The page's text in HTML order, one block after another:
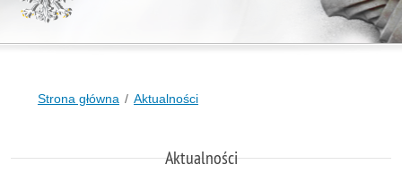
Strona główna Aktualności
Aktualności